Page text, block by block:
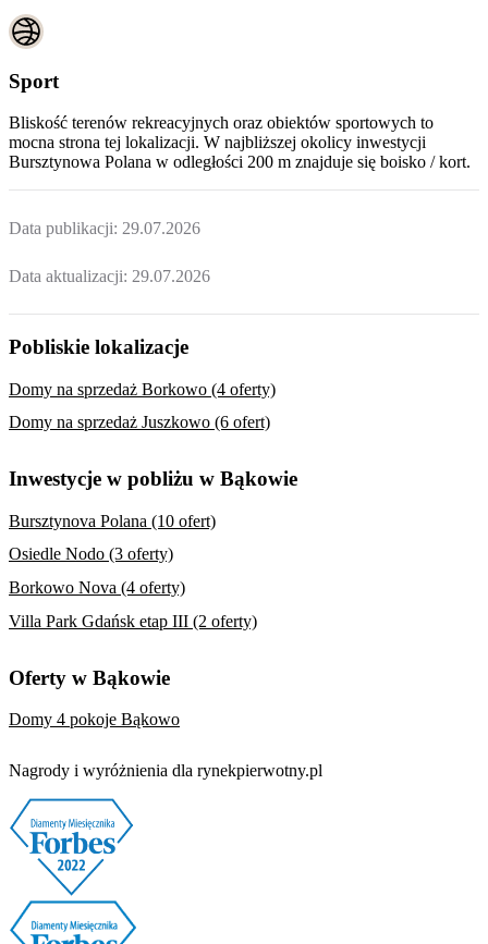
Sport
Bliskość terenów rekreacyjnych oraz obiektów sportowych to
mocna strona tej lokalizacji. W najbliższej okolicy inwestycji
Bursztynowa Polana w odległości 200 m znajduje się boisko / kort.
Data publikacji: 29.07.2026
Data aktualizacji: 29.07.2026
Pobliskie lokalizacje
Domy na sprzedaż Borkowo (4 oferty)
Domy na sprzedaż Juszkowo (6 ofert)
Inwestycje w pobliżu w Bąkowie
Bursztynova Polana (10 ofert)
Osiedle Nodo (3 oferty)
Borkowo Nova (4 oferty)
Villa Park Gdańsk etap III (2 oferty)
Oferty w Bąkowie
Domy 4 pokoje Bąkowo
Nagrody i wyróżnienia dla rynekpierwotny.pl